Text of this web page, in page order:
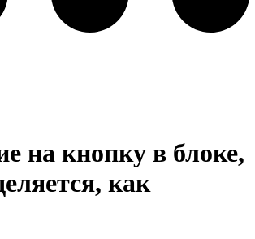
на кнопку в блоке,
как